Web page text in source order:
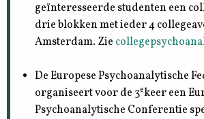
geïnteresseerde studenten een
drie blokken met ieder 4
Amsterdam. Zie
De Europese Psychoanalytische
organiseert voor de 3ekeer een
Psychoanalytische Conferentie